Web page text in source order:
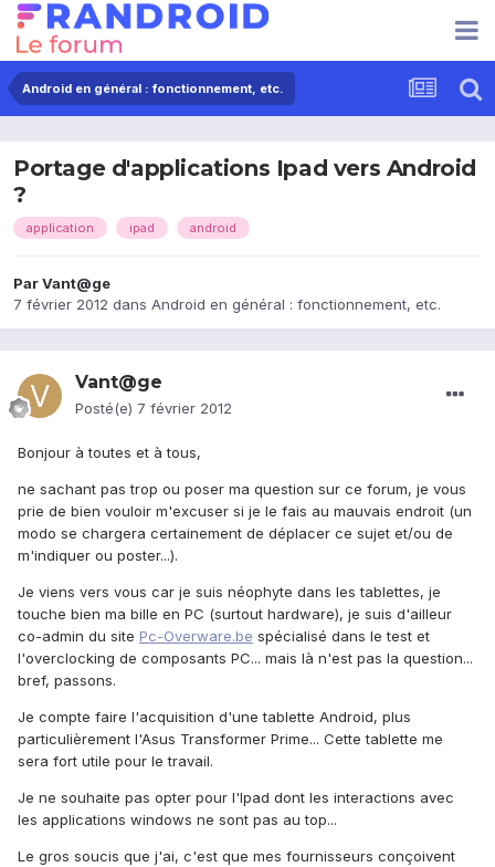
Android en général : fonctionnement, etc.
Portage d'applications Ipad vers Android
?
application ipad android
ParVant@ge
7 février 2012 dans Android en général : fonctionnement, etc.
Vant@ge
Posté(e) 7 février 2012
Bonjour à toutes et à tous,
ne sachant pas trop ou poser ma question sur ce forum, je vous
prie de bien vouloir m'excuser si je le fais au mauvais endroit (un
modo se chargera certainement de déplacer ce sujet et/ou de
m'indiquer ou poster...).
Je viens vers vous car je suis néophyte dans les tablettes, je
touche bien ma bille en PC (surtout hardware), je suis d'ailleur
co-admin du site Pc-Overware.be spécialisé dans le test et
l'overclocking de composants PC... mais là n'est pas la question...
bref, passons.
Je compte faire l'acquisition d'une tablette Android, plus
particulièrement l'Asus Transformer Prime... Cette tablette me
sera fort utile pour le travail.
Je ne souhaite pas opter pour l'Ipad dont les interactions avec
les applications windows ne sont pas au top...
Le gros soucis que j'ai, c'est que mes fournisseurs conçoivent